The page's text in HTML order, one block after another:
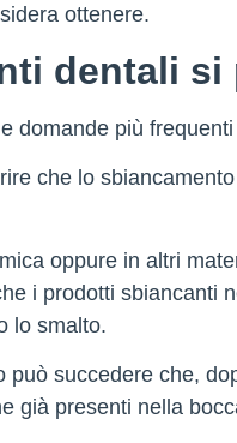
ottenere.
dentali
domande più
che lo
oppure in altri
i prodotti sbiancanti
lo smalto.
può succedere che,
già presenti nella